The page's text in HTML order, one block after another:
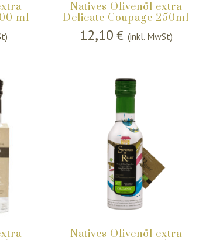
ml
Natives Olivenöl extra
Delicate Coupage 250ml
12,10 € (inkl. MwSt)
Natives Olivenöl extra